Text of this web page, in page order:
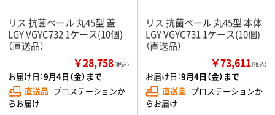
リス 抗菌ペール 丸45型 蓋
LGY VGYC732 1ケース(10個)
（直送品）
￥28,758（税込）
お届け日：9月4日（金）まで
直送品 プロステーションか
らお届け
リス 抗菌ペール 丸45型 本体
LGY VGYC731 1ケース(10個)
（直送品）
￥73,611（税込）
お届け日：9月4日（金）まで
直送品 プロステーションか
らお届け